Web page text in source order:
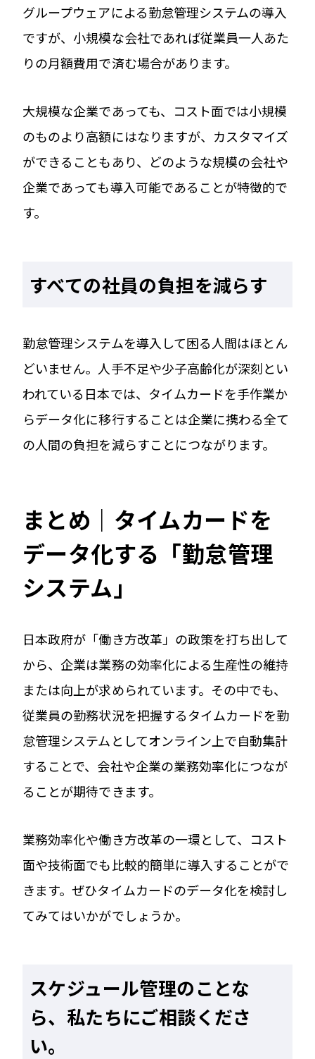
グループウェアによる勤怠管理システムの導入
ですが、小規模な会社であれば従業員一人あた
りの月額費用で済む場合があります。
大規模な企業であっても、コスト面では小規模
のものより高額にはなりますが、カスタマイズ
ができることもあり、どのような規模の会社や
企業であっても導入可能であることが特徴的で
す。
すべての社員の負担を減らす
勤怠管理システムを導入して困る人間はほとん
どいません。人手不足や少子高齢化が深刻とい
われている日本では、タイムカードを手作業か
らデータ化に移行することは企業に携わる全て
の人間の負担を減らすことにつながります。
まとめ｜タイムカードを
データ化する「勤怠管理
システム」
日本政府が「働き方改革」の政策を打ち出して
から、企業は業務の効率化による生産性の維持
または向上が求められています。その中でも、
従業員の勤務状況を把握するタイムカードを勤
怠管理システムとしてオンライン上で自動集計
することで、会社や企業の業務効率化につなが
ることが期待できます。
業務効率化や働き方改革の一環として、コスト
面や技術面でも比較的簡単に導入することがで
きます。ぜひタイムカードのデータ化を検討し
てみてはいかがでしょうか。
スケジュール管理のことな
ら、私たちにご相談くださ
い。